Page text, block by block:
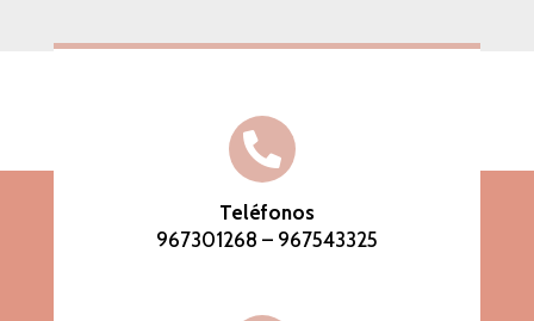

Teléfonos
967301268 – 967543325